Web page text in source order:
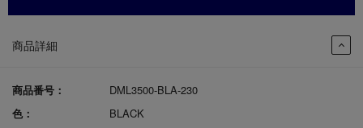
商品詳細
商品番号：
DML3500-BLA-230
色：
BLACK